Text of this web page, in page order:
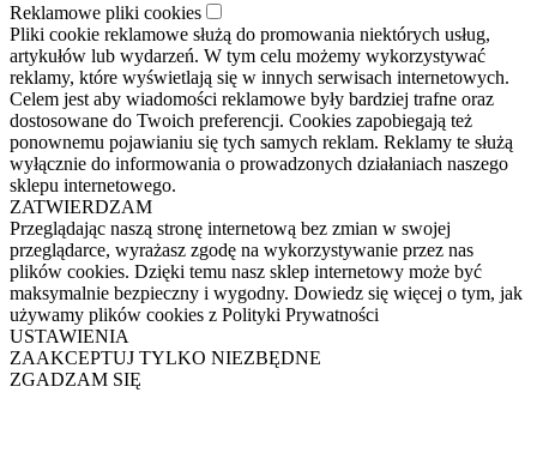
Reklamowe pliki cookies
Pliki cookie reklamowe służą do promowania niektórych usług,
artykułów lub wydarzeń. W tym celu możemy wykorzystywać
reklamy, które wyświetlają się w innych serwisach internetowych.
Celem jest aby wiadomości reklamowe były bardziej trafne oraz
dostosowane do Twoich preferencji. Cookies zapobiegają też
ponownemu pojawianiu się tych samych reklam. Reklamy te służą
wyłącznie do informowania o prowadzonych działaniach naszego
sklepu internetowego.
ZATWIERDZAM
Przeglądając naszą stronę internetową bez zmian w swojej
przeglądarce, wyrażasz zgodę na wykorzystywanie przez nas
plików cookies. Dzięki temu nasz sklep internetowy może być
maksymalnie bezpieczny i wygodny. Dowiedz się więcej o tym, jak
używamy plików cookies z Polityki Prywatności
USTAWIENIA
ZAAKCEPTUJ TYLKO NIEZBĘDNE
ZGADZAM SIĘ